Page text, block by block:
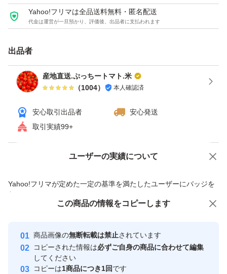
6月以降は、柔らかくなりやすく、味が薄い、割れやすい
発送はその辺を考慮して、収穫して発送いたします。御理
解の上ご購入下さい。
また、届いた際に、半分以上の割れは、評価されず、写真
務局へ、対応させていただきます。
います。その時期に1番おいしい錠剤ものを厳選してお届
けしておりますので、あらかじめご理解の上でご購入くだ
Yahoo!フリマは全品送料無料・匿名配送
代金は運営が一旦預かり、評価後、出品者に支払われます
出品者
産地直送.ぷっちートマト.米
（1004） 本人確認済
安心取引出品者
安心発送
取引実績99+
ユーザーの実績について
Yahoo!フリマが定めた一定の基準を満たしたユーザーにバッジを
付与しています
安心取引出品者
心・安全なユーザーです
取引実績
価格の相談 商品への質問
この商品の情報をコピーします
商品画像の無断転載は禁止されています
コピーされた情報は必ずご自身の商品に合わせて編集
してください
コピーは1商品につき1回です
この商品をみている人にオススメ